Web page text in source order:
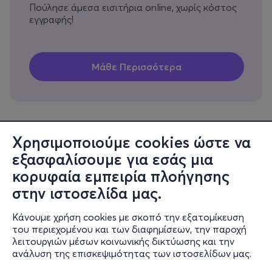
Χρησιμοποιούμε cookies ώστε να
εξασφαλίσουμε για εσάς μια
κορυφαία εμπειρία πλοήγησης
στην ιστοσελίδα μας.
Κάνουμε χρήση cookies με σκοπό την εξατομίκευση
του περιεχομένου και των διαφημίσεων, την παροχή
λειτουργιών μέσων κοινωνικής δικτύωσης και την
ανάλυση της επισκεψιμότητας των ιστοσελίδων μας.
Πούλησε άμεσα εισιτήρια online, χωρίς κόστος
εγγραφής!
Πληροφορίες
Υποστήριξη
Stay Connected